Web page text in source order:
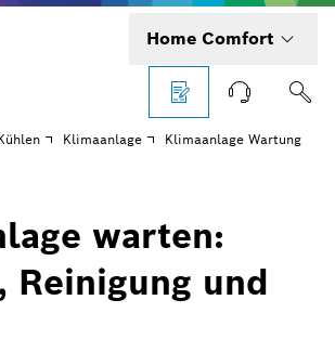
Home Comfort
Klimaanlage Klimaanlage Wartung
warten:
Reinigung und